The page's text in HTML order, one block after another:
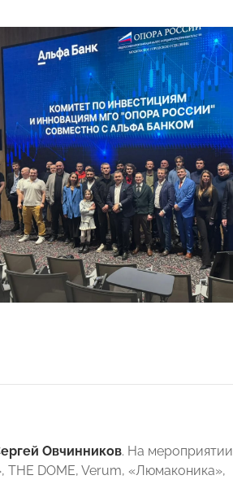
Овчинников. На мероприятии
DOME, Verum, «Люмаконика»,